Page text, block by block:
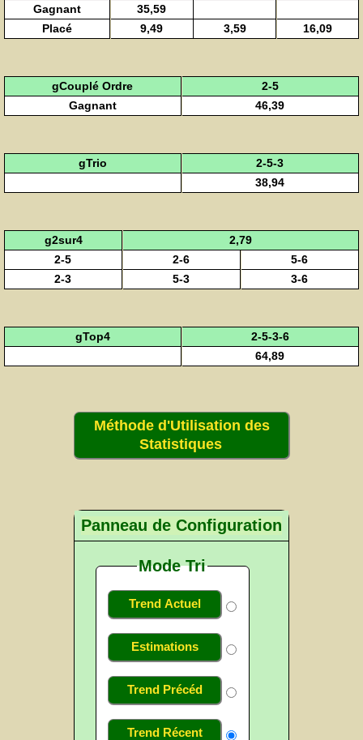
Gagnant
35,59
Placé
9,49 3,59 16,09
gCouplé Ordre
2-5
Gagnant
46,39
gTrio
2-5-3
38,94
g2sur4
2,79
2-5
2-6
5-6
2-3
5-3 3-6
gTop4
2-5-3-6
64,89
Méthode d'Utilisation des
Statistiques
Panneau de Configuration
Mode Tri
Trend Actuel
Estimations
Trend Précéd
Trend Récent